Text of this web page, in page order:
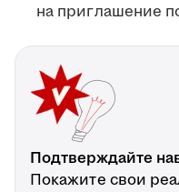
на приглашение
Подтверждайте
Покажите свои